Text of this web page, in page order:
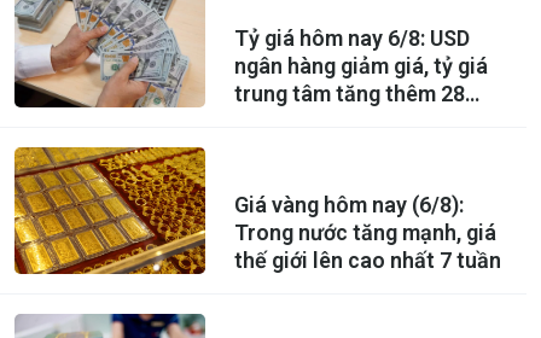
Tỷ giá hôm nay 6/8: USD
ngân hàng giảm giá, tỷ giá
trung tâm tăng thêm 28
Giá vàng hôm nay (6/8):
Trong nước tăng mạnh, giá
thế giới lên cao nhất 7 tuần